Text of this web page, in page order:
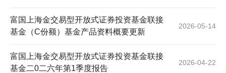
富国上海金交易型开放式证券投资基金联接
基金（C份额）基金产品资料概要更新
2026-05-14
富国上海金交易型开放式证券投资基金联接
基金二0二六年第1季度报告
2026-04-22